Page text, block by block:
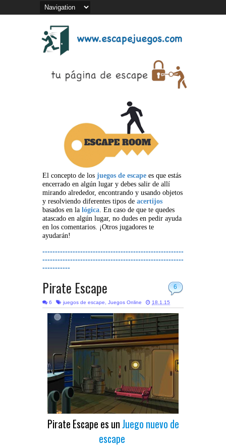
El concepto de los juegos de escape es que estás
encerrado en algún lugar y debes salir de allí
mirando alrededor, encontrando y usando objetos
y resolviendo diferentes tipos de acertijos
basados en la lógica. En caso de que te quedes
atascado en algún lugar, no dudes en pedir ayuda
en los comentarios. ¡Otros jugadores te
ayudarán!
--------------------------------------------------------
--------------------------------------------------------
-----------
6
Pirate Escape
6 juegos de escape, Juegos Online 18.1.15
Pirate Escape es unJuego nuevo de
escape